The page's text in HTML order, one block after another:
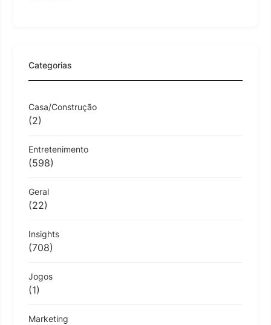
Categorias
Casa/Construção
(2)
Entretenimento
(598)
Geral
(22)
Insights
(708)
Jogos
(1)
Marketing